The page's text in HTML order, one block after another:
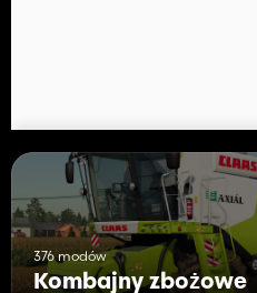
376 modów
Kombajny zbożowe